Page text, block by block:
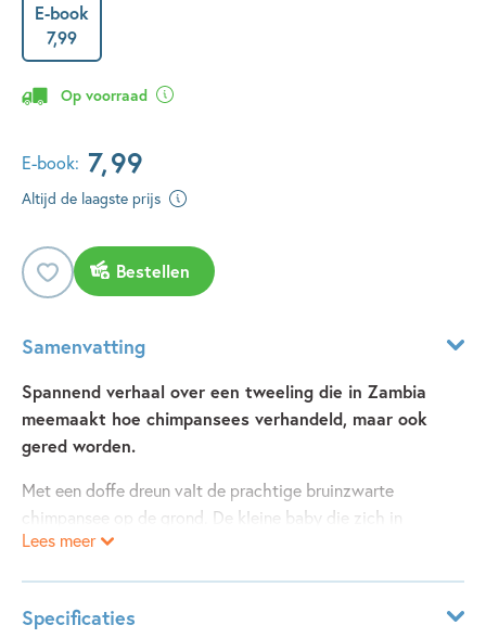
E-book
7,99
Op voorraad
E-book: 7,99
Altijd de laagste prijs
Bestellen
Samenvatting
Spannend verhaal over een tweeling die in Zambia
meemaakt hoe chimpansees verhandeld, maar ook
gered worden.
Met een doffe dreun valt de prachtige bruinzwarte
chimpansee op de grond. De kleine baby die zich in
doodsangst aan haar heeft vastgeklampt, voelt de enorme
maken over een van de grootste Chimpanseereservaten ter
Lees meer
Specificaties